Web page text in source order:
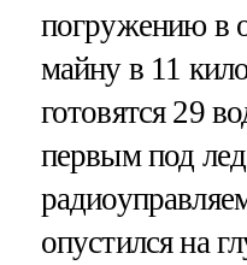
погружению в
майну в 11
готовятся 29
первым под
опустился на